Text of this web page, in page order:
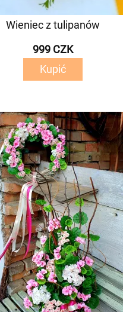
Wieniec z tulipanów
999 CZK
Kupić